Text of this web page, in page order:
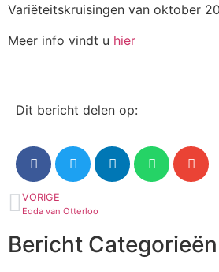
Variëteitskruisingen van oktober
Meer info vindt u hier
Dit bericht delen op:
VORIGE
Edda van Otterloo
Bericht Categorieën